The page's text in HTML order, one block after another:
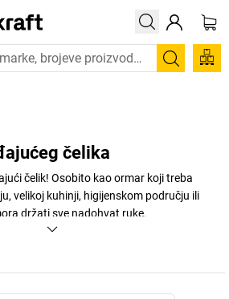
Pogledajte našu ponudu proizvoda s
čelika
čelik! Osobito kao ormar koji treba
velikoj kuhinji, higijenskom području ili
držati sve nadohvat ruke.